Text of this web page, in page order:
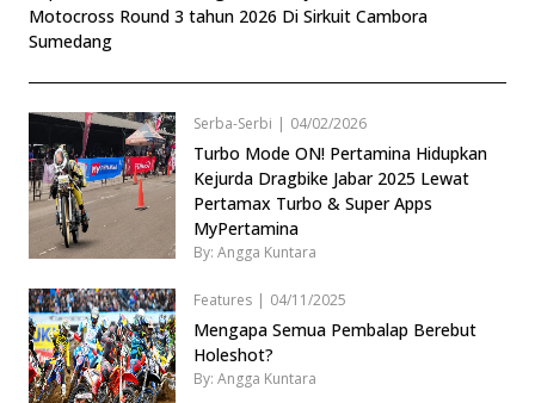
Motocross Round 3 tahun 2026 Di Sirkuit Cambora
Sumedang
Serba-Serbi | 04/02/2026
Turbo Mode ON! Pertamina Hidupkan
Kejurda Dragbike Jabar 2025 Lewat
Pertamax Turbo & Super Apps
MyPertamina
By: Angga Kuntara
Features | 04/11/2025
Mengapa Semua Pembalap Berebut
Holeshot?
By: Angga Kuntara